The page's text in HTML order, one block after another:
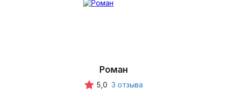
соотечественникам, ведь нам всегда есть о чем
Роман
5,0 3 отзыва